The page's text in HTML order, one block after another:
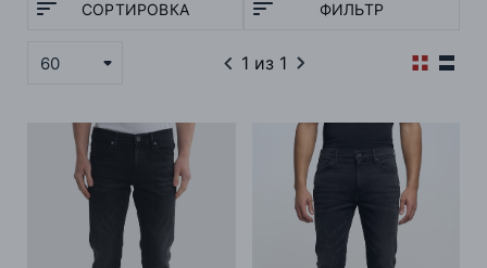
СОРТИРОВКА ФИЛЬТР
60 1 из 1